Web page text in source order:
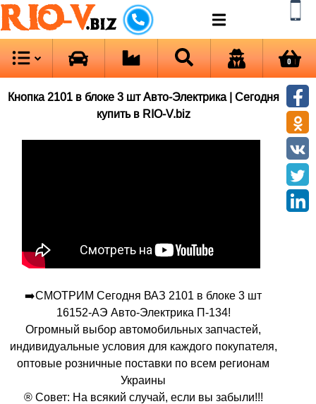
RIO-V.biz
0
Кнопка 2101 в блоке 3 шт Авто-Электрика | Сегодня
купить в RIO-V.biz
➡️СМОТРИМ Сегодня ВАЗ 2101 в блоке 3 шт
16152-АЭ Авто-Электрика П-134!
Огромный выбор автомобильных запчастей,
индивидуальные условия для каждого покупателя,
оптовые розничные поставки по всем регионам
Украины
® Совет: На всякий случай, если вы забыли!!!